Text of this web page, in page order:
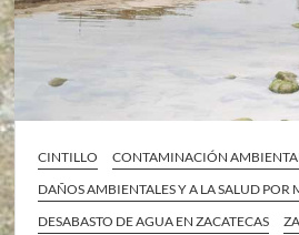
CINTILLO
CONTAMINACIÓN
DAÑOS AMBIENTALES Y A LA SALUD POR
DESABASTO DE AGUA EN ZACATECAS